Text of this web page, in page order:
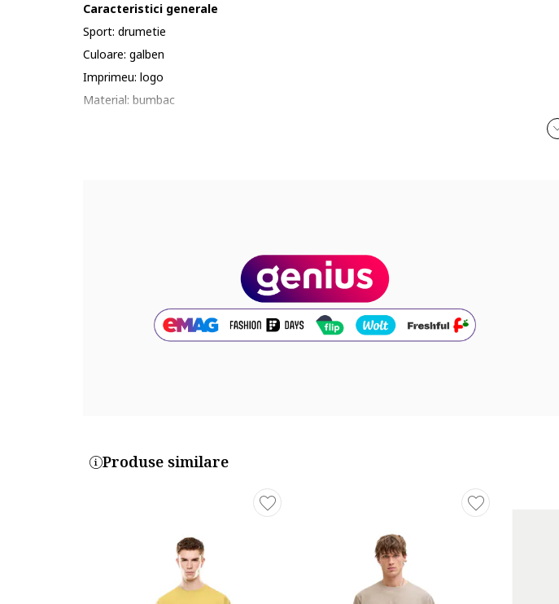
Caracteristici generale
Sport: drumetie
Culoare: galben
Imprimeu: logo
Material: bumbac
Produse similare